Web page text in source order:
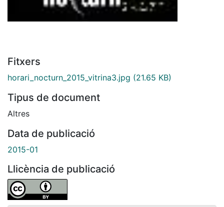
Fitxers
horari_nocturn_2015_vitrina3.jpg (21.65 KB)
Tipus de document
Altres
Data de publicació
2015-01
Llicència de publicació